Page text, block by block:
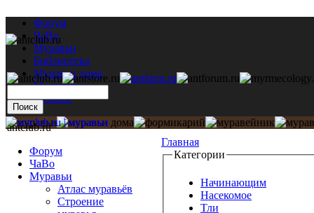
Форум
ЧаВо
Муравьи
Библиотека
Муравьи дома
Мастерская
Каталог
Главная
Категории
Начинающим
Насекомое
Тли
antclub.ru
Форум
ЧаВо
Муравьи
Атлас муравьёв
Строение